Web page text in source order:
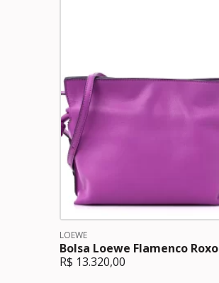
LOEWE
Bolsa Loewe Flamenco Roxo
R$ 13.320,00